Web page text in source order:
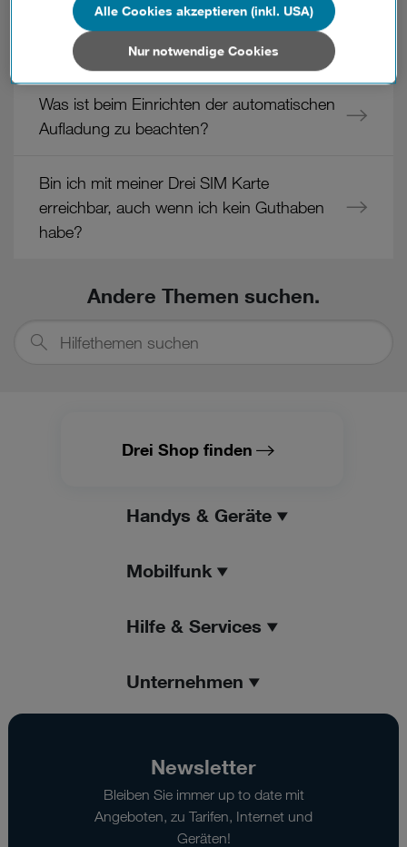
Kann ich mein Guthaben auszahlen
lassen?
Was ist beim Einrichten der automatischen
Aufladung zu beachten?
Bin ich mit meiner Drei SIM Karte
erreichbar, auch wenn ich kein Guthaben
habe?
Andere Themen suchen.
suchen
Drei Shop finden
Handys & Geräte
Mobilfunk
Hilfe & Services
Unternehmen
Newsletter
Bleiben Sie immer up to date mit
Angeboten, zu Tarifen, Internet und
Geräten!
Wenn Sie allen Cookies zustimmen, werden auch Cookies
von Drittanbietern verarbeitet, die Ihre Daten in Ländern
außerhalb der europäischen Union (z.B. in den USA)
verarbeiten. Sie unterliegen keinem EU-konformen
Datenschutzniveau und es stehen keine wirksamen
Rechtsbehelfe zur Verfügung.
(z.B. Data Privacy Framework), werden wie europäische
Unternehmen behandelt.
Wenn Sie „Nur notwendige Cookies“ wählen, dann sind für
Nur notwendige Cookies
Alle Cookies akzeptieren (inkl. USA)